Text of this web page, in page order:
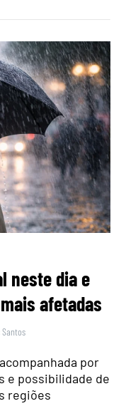
neste dia e
afetadas
Santos
por
e possibilidade de
regiões